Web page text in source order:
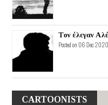
Τον έλεγαν
Posted on 06 Dec
CARTOONISTS